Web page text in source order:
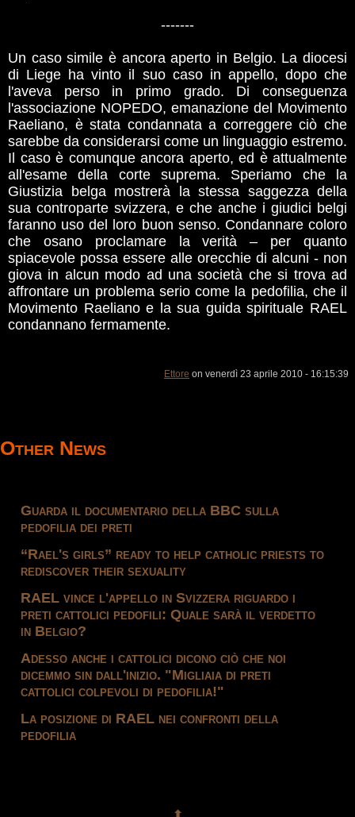
-------
Un caso simile è ancora aperto in Belgio. La diocesi
di Liege ha vinto il suo caso in appello, dopo che
l'aveva perso in primo grado. Di conseguenza
l'associazione NOPEDO, emanazione del Movimento
Raeliano, è stata condannata a correggere ciò che
sarebbe da considerarsi come un linguaggio estremo.
Il caso è comunque ancora aperto, ed è attualmente
all'esame della corte suprema. Speriamo che la
Giustizia belga mostrerà la stessa saggezza della
sua controparte svizzera, e che anche i giudici belgi
faranno uso del loro buon senso. Condannare coloro
che osano proclamare la verità – per quanto
spiacevole possa essere alle orecchie di alcuni - non
giova in alcun modo ad una società che si trova ad
affrontare un problema serio come la pedofilia, che il
Movimento Raeliano e la sua guida spirituale RAEL
condannano fermamente.
Ettore on venerdì 23 aprile 2010 - 16:15:39
Other News
Guarda il documentario della BBC sulla
pedofilia dei preti
“Rael's girls” ready to help catholic priests to
rediscover their sexuality
RAEL vince l'appello in Svizzera riguardo i
preti cattolici pedofili: Quale sarà il verdetto
in Belgio?
Adesso anche i cattolici dicono ciò che noi
dicemmo sin dall'inizio. "Migliaia di preti
cattolici colpevoli di pedofilia!"
La posizione di RAEL nei confronti della
pedofilia